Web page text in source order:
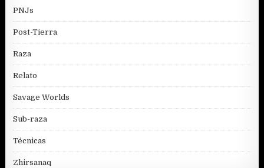
PNJs
Post-Tierra
Raza
Relato
Savage Worlds
Sub-raza
Técnicas
Zhirsanaq